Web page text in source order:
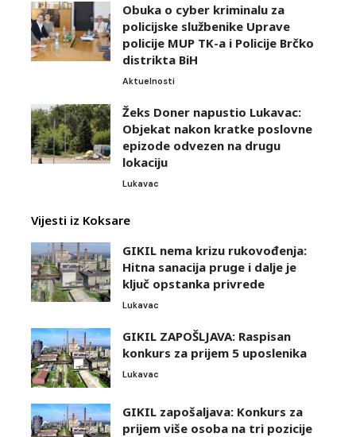
Obuka o cyber kriminalu za
policijske službenike Uprave
policije MUP TK-a i Policije Brčko
distrikta BiH
Aktuelnosti
Žeks Doner napustio Lukavac:
Objekat nakon kratke poslovne
epizode odvezen na drugu
lokaciju
Lukavac
Vijesti iz Koksare
GIKIL nema krizu rukovođenja:
Hitna sanacija pruge i dalje je
ključ opstanka privrede
Lukavac
GIKIL ZAPOŠLJAVA: Raspisan
konkurs za prijem 5 uposlenika
Lukavac
GIKIL zapošaljava: Konkurs za
prijem više osoba na tri pozicije